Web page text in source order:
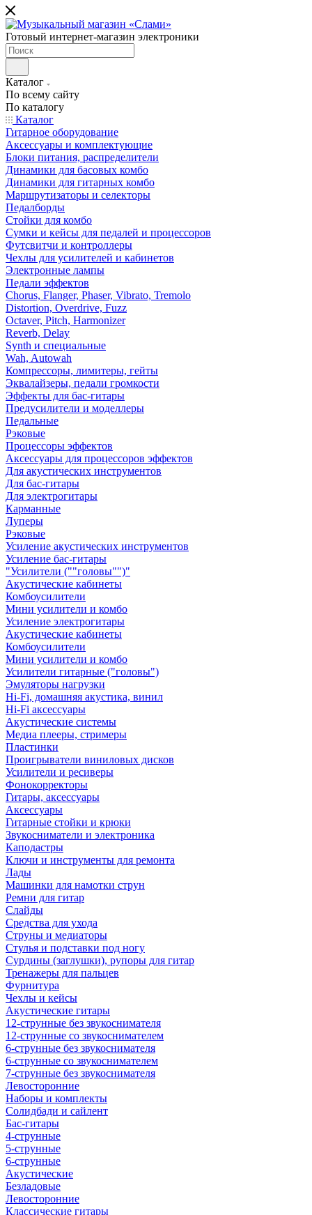
Готовый интернет-магазин электроники
Каталог
По всему сайту
По каталогу
Каталог
Гитарное оборудование
Аксессуары и комплектующие
Блоки питания, распределители
Динамики для басовых комбо
Динамики для гитарных комбо
Маршрутизаторы и селекторы
Педалборды
Стойки для комбо
Сумки и кейсы для педалей и процессоров
Футсвитчи и контроллеры
Чехлы для усилителей и кабинетов
Электронные лампы
Педали эффектов
Chorus, Flanger, Phaser, Vibrato, Tremolo
Distortion, Overdrive, Fuzz
Octaver, Pitch, Harmonizer
Reverb, Delay
Synth и специальные
Wah, Autowah
Компрессоры, лимитеры, гейты
Эквалайзеры, педали громкости
Эффекты для бас-гитары
Предусилители и моделлеры
Педальные
Рэковые
Процессоры эффектов
Аксессуары для процессоров эффектов
Для акустических инструментов
Для бас-гитары
Для электрогитары
Карманные
Луперы
Рэковые
Усиление акустических инструментов
Усиление бас-гитары
"Усилители (""головы"")"
Акустические кабинеты
Комбоусилители
Мини усилители и комбо
Усиление электрогитары
Акустические кабинеты
Комбоусилители
Мини усилители и комбо
Усилители гитарные ("головы")
Эмуляторы нагрузки
Hi-Fi, домашняя акустика, винил
Hi-Fi аксессуары
Акустические системы
Медиа плееры, стримеры
Пластинки
Проигрыватели виниловых дисков
Усилители и ресиверы
Фонокорректоры
Гитары, аксессуары
Аксессуары
Гитарные стойки и крюки
Звукосниматели и электроника
Каподастры
Ключи и инструменты для ремонта
Лады
Машинки для намотки струн
Ремни для гитар
Слайды
Средства для ухода
Струны и медиаторы
Стулья и подставки под ногу
Сурдины (заглушки), рупоры для гитар
Тренажеры для пальцев
Фурнитура
Чехлы и кейсы
Акустические гитары
12-струнные без звукоснимателя
12-струнные со звукоснимателем
6-струнные без звукоснимателя
6-струнные со звукоснимателем
7-струнные без звукоснимателя
Левосторонние
Наборы и комплекты
Солидбади и сайлент
Бас-гитары
4-струнные
5-струнные
6-струнные
Акустические
Безладовые
Левосторонние
Классические гитары